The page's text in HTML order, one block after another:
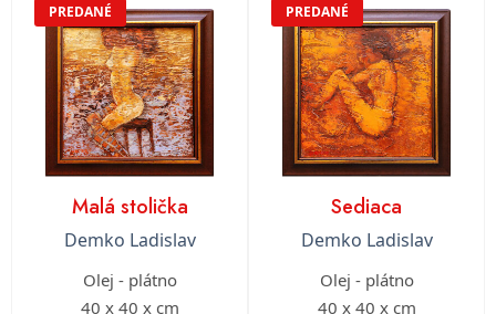
PREDANÉ
Malá stolička
Demko Ladislav
Olej - plátno
40 x 40 x cm
PREDANÉ
Sediaca
Demko Ladislav
Olej - plátno
40 x 40 x cm